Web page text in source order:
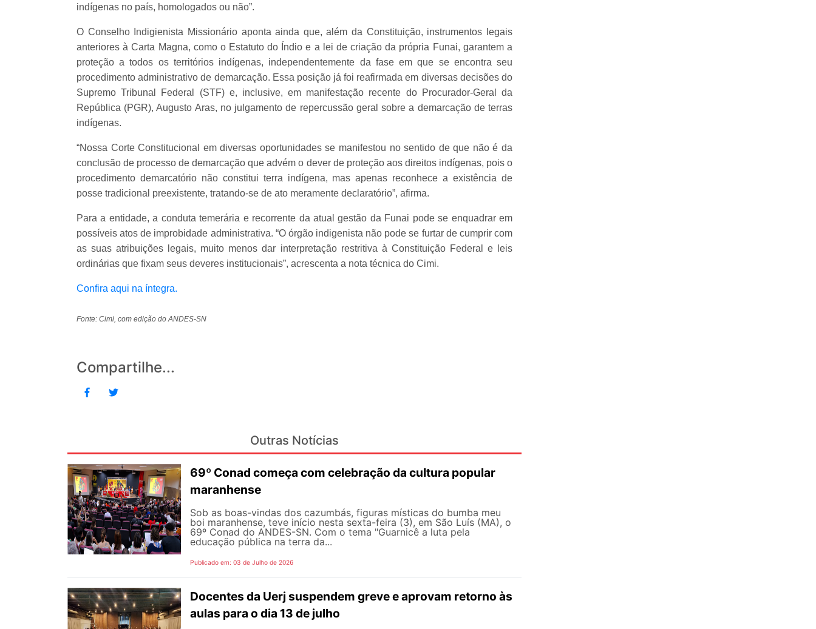
indígenas no país, homologados ou não”.
O Conselho Indigienista Missionário aponta ainda que, além da Constituição, instrumentos legais
anteriores à Carta Magna, como o Estatuto do Índio e a lei de criação da própria Funai, garantem a
proteção a todos os territórios indígenas, independentemente da fase em que se encontra seu
procedimento administrativo de demarcação. Essa posição já foi reafirmada em diversas decisões do
Supremo Tribunal Federal (STF) e, inclusive, em manifestação recente do Procurador-Geral da
República (PGR), Augusto Aras, no julgamento de repercussão geral sobre a demarcação de terras
indígenas.
“Nossa Corte Constitucional em diversas oportunidades se manifestou no sentido de que não é da
conclusão de processo de demarcação que advém o dever de proteção aos direitos indígenas, pois o
procedimento demarcatório não constitui terra indígena, mas apenas reconhece a existência de
posse tradicional preexistente, tratando-se de ato meramente declaratório”, afirma.
Para a entidade, a conduta temerária e recorrente da atual gestão da Funai pode se enquadrar em
possíveis atos de improbidade administrativa. “O órgão indigenista não pode se furtar de cumprir com
as suas atribuições legais, muito menos dar interpretação restritiva à Constituição Federal e leis
ordinárias que fixam seus deveres institucionais”, acrescenta a nota técnica do Cimi.
Confira aqui na íntegra.
Fonte: Cimi, com edição do ANDES-SN
Compartilhe...
Outras Notícias
69º Conad começa com celebração da cultura popular
maranhense
Sob as boas-vindas dos cazumbás, figuras místicas do bumba meu
boi maranhense, teve início nesta sexta-feira (3), em São Luís (MA), o
69º Conad do ANDES-SN. Com o tema "Guarnicê a luta pela
educação pública na terra da...
Publicado em: 03 de Julho de 2026
Docentes da Uerj suspendem greve e aprovam retorno às
aulas para o dia 13 de julho